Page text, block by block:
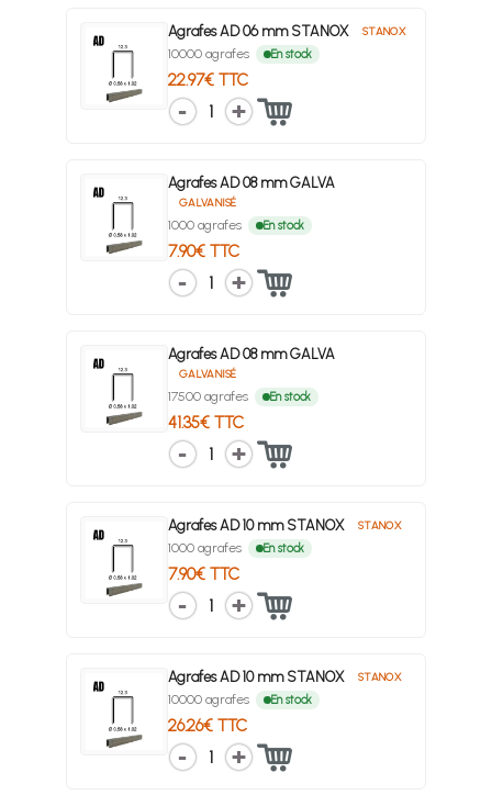
Agrafes AD 06 mm STANOX STANOX
10000 agrafes En stock
22.97€ TTC
1
Agrafes AD 08 mm GALVA
GALVANISÉ
1000 agrafes En stock
7.90€ TTC
1
Agrafes AD 08 mm GALVA
GALVANISÉ
17500 agrafes En stock
41.35€ TTC
1
Agrafes AD 10 mm STANOX STANOX
1000 agrafes En stock
7.90€ TTC
1
Agrafes AD 10 mm STANOX STANOX
10000 agrafes En stock
26.26€ TTC
1